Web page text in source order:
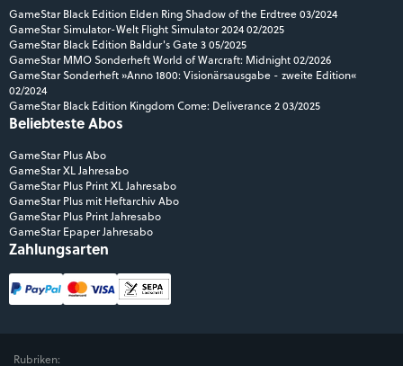
GameStar Black Edition Elden Ring Shadow of the Erdtree 03/2024
GameStar Simulator-Welt Flight Simulator 2024 02/2025
GameStar Black Edition Baldur's Gate 3 05/2025
GameStar MMO Sonderheft World of Warcraft: Midnight 02/2026
GameStar Sonderheft »Anno 1800: Visionärsausgabe - zweite Edition«
02/2024
GameStar Black Edition Kingdom Come: Deliverance 2 03/2025
Beliebteste Abos
GameStar Plus Abo
GameStar XL Jahresabo
GameStar Plus Print XL Jahresabo
GameStar Plus mit Heftarchiv Abo
GameStar Plus Print Jahresabo
GameStar Epaper Jahresabo
Zahlungsarten
Rubriken: